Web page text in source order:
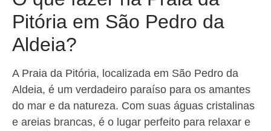
Pitória em São Pedro da
Aldeia?
A Praia da Pitória, localizada em São Pedro da
Aldeia, é um verdadeiro paraíso para os amantes
do mar e da natureza. Com suas águas cristalinas
e areias brancas, é o lugar perfeito para relaxar e